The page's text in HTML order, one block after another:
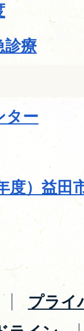
診療
ター
）益田
プライ